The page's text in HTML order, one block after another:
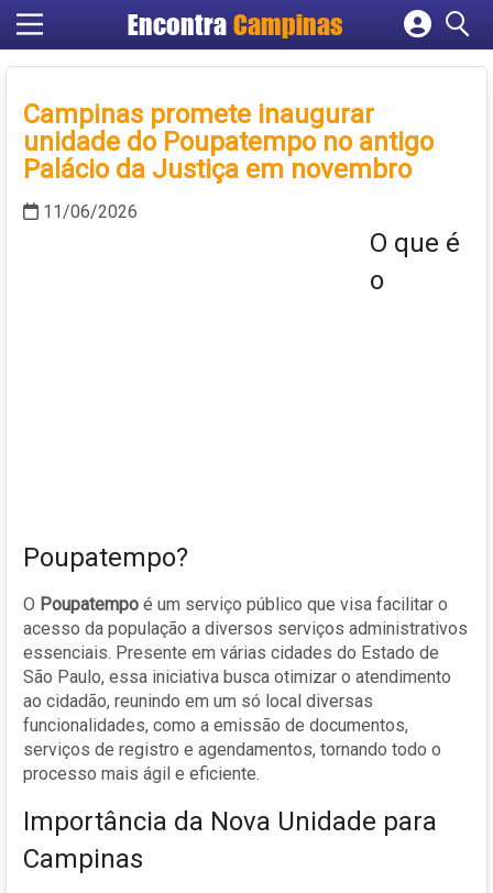
Encontra Campinas
Cadastrar empresa
Criar conta
Campinas promete inaugurar
unidade do Poupatempo no antigo
Palácio da Justiça em novembro
11/06/2026
O que é
o
Poupatempo?
O Poupatempo é um serviço público que visa facilitar o
acesso da população a diversos serviços administrativos
essenciais. Presente em várias cidades do Estado de
São Paulo, essa iniciativa busca otimizar o atendimento
ao cidadão, reunindo em um só local diversas
funcionalidades, como a emissão de documentos,
serviços de registro e agendamentos, tornando todo o
processo mais ágil e eficiente.
Importância da Nova Unidade para
Campinas